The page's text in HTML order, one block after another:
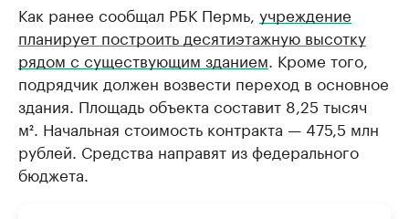
Как ранее сообщал РБК Пермь, учреждение
планирует построить десятиэтажную высотку
рядом с существующим зданием . Кроме того,
подрядчик должен возвести переход в основное
здания. Площадь объекта составит 8,25 тысяч
м². Начальная стоимость контракта — 475,5 млн
рублей. Средства направят из федерального
бюджета.